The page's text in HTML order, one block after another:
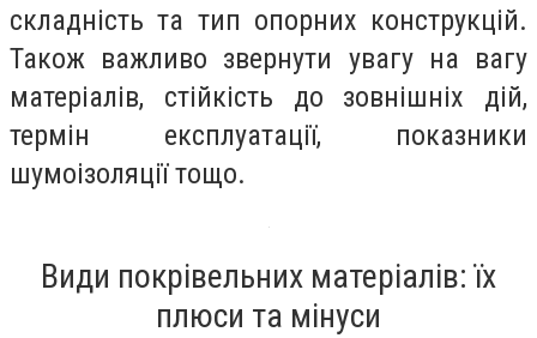
складність та тип опорних конструкцій.
Також важливо звернути увагу на вагу
матеріалів, стійкість до зовнішніх дій,
термін експлуатації, показники
шумоізоляції тощо.
Види покрівельних матеріалів: їх
плюси та мінуси